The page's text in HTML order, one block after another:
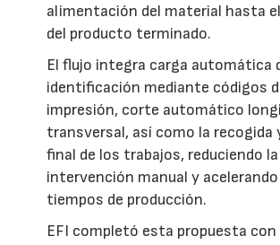
alimentación del material hasta
del producto terminado.
El flujo integra carga automática
identificación mediante códigos
impresión, corte automático
transversal, así como la recogida
final de los trabajos, reduciendo la
intervención manual y
tiempos de producción.
EFI completó esta propuesta con